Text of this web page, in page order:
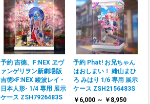
予約 吉德、F:NEX ヱヴ
ァンゲリヲン新劇場版
吉徳×F:NEX 綾波レイ -
日本人形- 1/4 専用 展示
ケース ZSH7926483S
予約 Phat! お兄ちゃん
はおしまい！ 緒山まひ
ろ みはり 1/6 専用 展示
ケース ZSH2156483S
￥6,000 ～ ￥8,950